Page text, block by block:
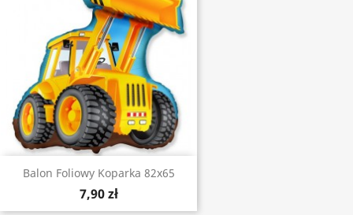
Balon Foliowy Koparka 82x65
7,90 zł